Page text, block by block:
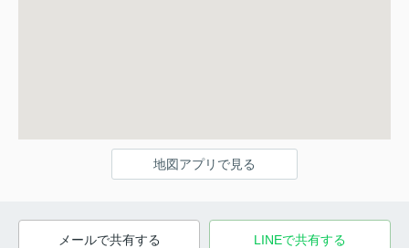
地図アプリで見る
メールで共有する LINEで共有する